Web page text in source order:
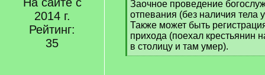
2014 г.
Рейтинг:
35
q
]
Заочное проведение
отпевания (без наличия тела
Также может быть
прихода (поехал крестьянин
в столицу и там умер).
[